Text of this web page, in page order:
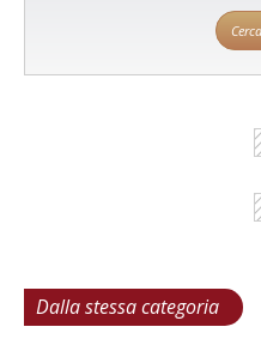
Dalla stessa categoria